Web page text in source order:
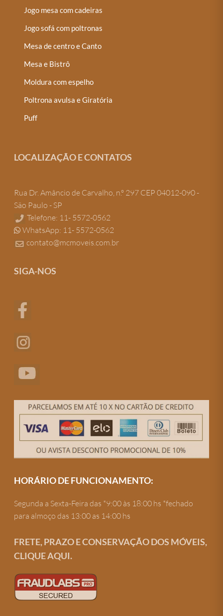
Jogo mesa com cadeiras
Jogo sofá com poltronas
Mesa de centro e Canto
Mesa e Bistrô
Moldura com espelho
Poltrona avulsa e Giratória
Puff
LOCALIZAÇÃO E CONTATOS
Rua Dr. Amâncio de Carvalho, n.º 297 CEP 04012-090 -
São Paulo - SP
Telefone: 11- 5572-0562
WhatsApp: 11- 5572-0562
contato@mcmoveis.com.br
SIGA-NOS
HORÁRIO DE FUNCIONAMENTO:
Segunda a Sexta-Feira das *9:00 às 18:00 hs *fechado
para almoço das 13:00 as 14:00 hs
FRETE, PRAZO E CONSERVAÇÃO DOS MÓVEIS,
CLIQUE AQUI.